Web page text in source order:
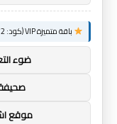
باقة متميزة VIP (كود: AA35872):
ضوء
موقع